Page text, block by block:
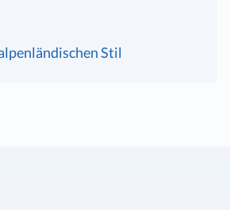
Stil